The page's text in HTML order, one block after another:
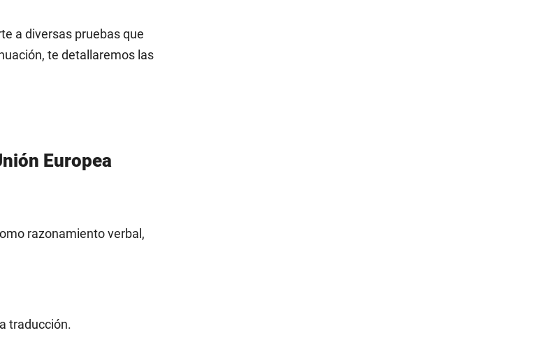
a diversas pruebas que
te detallaremos las
Europea
razonamiento verbal,
traducción.